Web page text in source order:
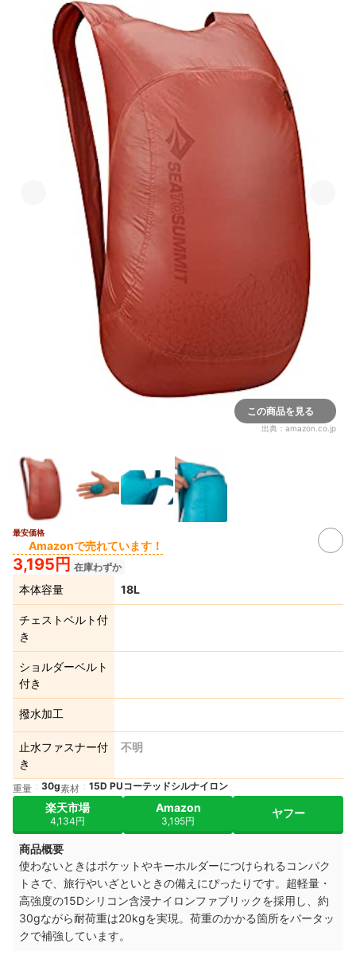
この商品を見る
出典： amazon.co.jp
最安価格
Amazonで売れています！
3,195円 在庫わずか
本体容量 18L
チェストベルト付
き
ショルダーベルト
付き
撥水加工
止水ファスナー付
き
不明
重量 30g素材 15D PUコーテッドシルナイロン
楽天市場
4,134円
Amazon
3,195円
ヤフー
商品概要
使わないときはポケットやキーホルダーにつけられるコンパク
トさで、旅行やいざといときの備えにぴったりです。超軽量・
高強度の15Dシリコン含浸ナイロンファブリックを採用し、約
30gながら耐荷重は20kgを実現。荷重のかかる箇所をバータッ
クで補強しています。